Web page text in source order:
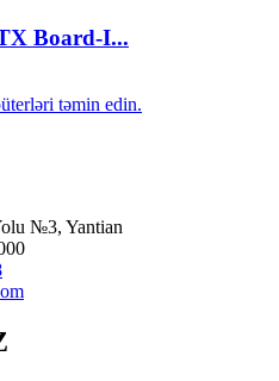
Board-I...
təmin edin.
№3, Yantian